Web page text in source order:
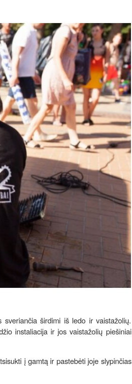
širdimi iš ledo ir vaistažolių.
instaliacija ir jos vaistažolių piešiniai
į gamtą ir pastebėti joje slypinčias